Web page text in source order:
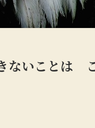
ないことは